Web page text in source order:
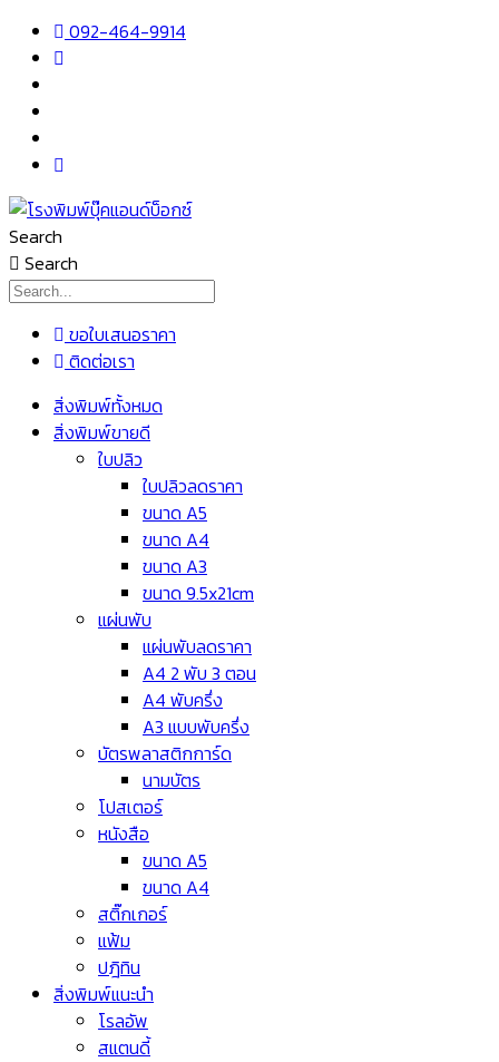
Skip
content
092-464-9914
Search
Search
ขอใบเสนอราคา
ติดต่อเรา
เมนู
สิ่งพิมพ์ทั้งหมด
สิ่งพิมพ์ขายดี
ใบปลิว
ใบปลิวลดราคา
ขนาด A5
ขนาด A4
ขนาด A3
ขนาด 9.5x21cm
แผ่นพับ
แผ่นพับลดราคา
A4 2 พับ 3 ตอน
A4 พับครึ่ง
A3 แบบพับครึ่ง
บัตรพลาสติกการ์ด
นามบัตร
โปสเตอร์
หนังสือ
ขนาด A5
ขนาด A4
สติ๊กเกอร์
แฟ้ม
ปฎิทิน
สิ่งพิมพ์แนะนำ
โรลอัพ
สแตนดี้